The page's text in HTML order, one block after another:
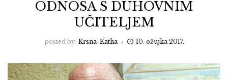
ODNOSA S DUHOVNIM
UČITELJEM
posted by: Krsna-Katha 10. ožujka 2017.